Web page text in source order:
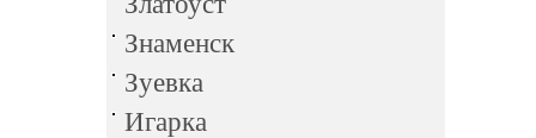
Знаменск
Зуевка
Игарка